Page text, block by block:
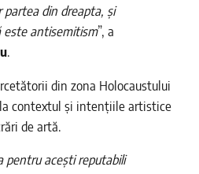
partea din dreapta, și
este antisemitism”, a
.
din zona Holocaustului
contextul și intențiile artistice
de artă.
pentru acești reputabili